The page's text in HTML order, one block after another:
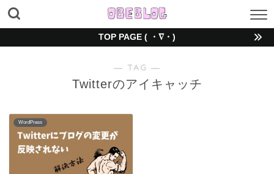
TOP PAGE ( ・∇・)
― TAG ―
Twitterのアイキャッチ
WordPress